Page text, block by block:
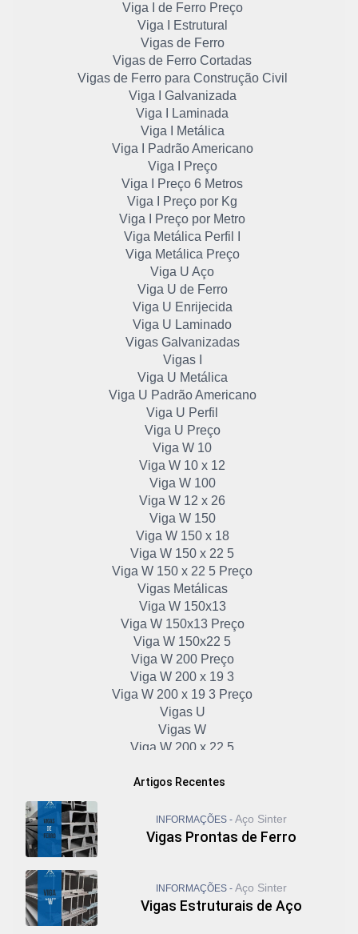
Viga I de Ferro Preço
Viga I Estrutural
Vigas de Ferro
Vigas de Ferro Cortadas
Vigas de Ferro para Construção Civil
Viga I Galvanizada
Viga I Laminada
Viga I Metálica
Viga I Padrão Americano
Viga I Preço
Viga I Preço 6 Metros
Viga I Preço por Kg
Viga I Preço por Metro
Viga Metálica Perfil I
Viga Metálica Preço
Viga U Aço
Viga U de Ferro
Viga U Enrijecida
Viga U Laminado
Vigas Galvanizadas
Vigas I
Viga U Metálica
Viga U Padrão Americano
Viga U Perfil
Viga U Preço
Viga W 10
Viga W 10 x 12
Viga W 100
Viga W 12 x 26
Viga W 150
Viga W 150 x 18
Viga W 150 x 22 5
Viga W 150 x 22 5 Preço
Vigas Metálicas
Viga W 150x13
Viga W 150x13 Preço
Viga W 150x22 5
Viga W 200 Preço
Viga W 200 x 19 3
Viga W 200 x 19 3 Preço
Vigas U
Vigas W
Viga W 200 x 22 5
Viga W 200 x 26 6
Viga W 250
Aço Perfil W
Viga W 250 Preço
Viga W 250 x 22 3
Artigos Recentes
INFORMAÇÕES - Aço Sinter
Vigas Prontas de Ferro
INFORMAÇÕES - Aço Sinter
Vigas Estruturais de Aço